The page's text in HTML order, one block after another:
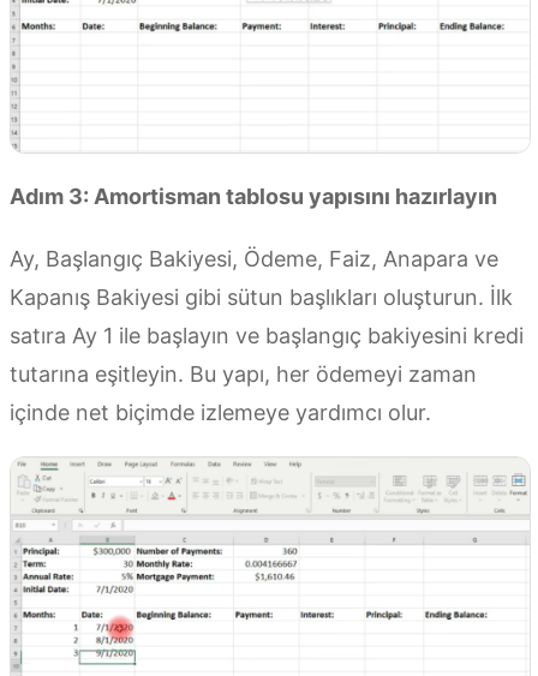
Adım 3: Amortisman tablosu yapısını hazırlayın
Ay, Başlangıç Bakiyesi, Ödeme, Faiz, Anapara ve
Kapanış Bakiyesi gibi sütun başlıkları oluşturun. İlk
satıra Ay 1 ile başlayın ve başlangıç bakiyesini kredi
tutarına eşitleyin. Bu yapı, her ödemeyi zaman
içinde net biçimde izlemeye yardımcı olur.